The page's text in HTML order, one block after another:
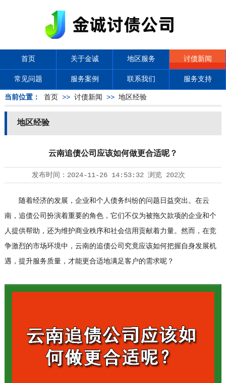
首页 关于金诚 地区服务 讨债新闻
常见问题 服务案例 联系我们 服务支持
当前位置： 首页 >> 讨债新闻 >> 地区经验
地区经验
云南追债公司应该如何做更合适呢？
发布时间： 2024-11-26 14:53:32浏览 202次
随着经济的发展，企业和个人债务纠纷的问题日益突出。在云
南，追债公司扮演着重要的角色，它们不仅为被拖欠款项的企业和个
人提供帮助，还为维护商业秩序和社会信用贡献着力量。然而，在竞
争激烈的市场环境中，云南的追债公司究竟应该如何把握自身发展机
遇，提升服务质量，才能更合适地满足客户的需求呢？